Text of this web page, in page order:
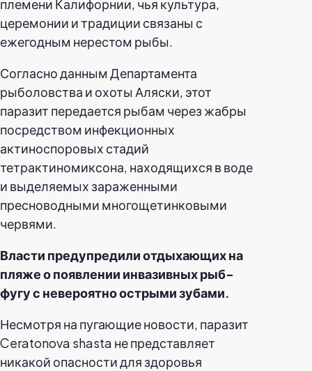
племени Калифорнии, чья культура,
церемонии и традиции связаны с
ежегодным нерестом рыбы.
Согласно данным Департамента
рыболовства и охоты Аляски, этот
паразит передается рыбам через жабры
посредством инфекционных
актиноспоровых стадий
тетрактиномиксона, находящихся в воде
и выделяемых зараженными
пресноводными многощетинковыми
червями.
Власти предупредили отдыхающих на
пляже о появлении инвазивных рыб-
фугу с невероятно острыми зубами.
Несмотря на пугающие новости, паразит
Ceratonova shasta не представляет
никакой опасности для здоровья